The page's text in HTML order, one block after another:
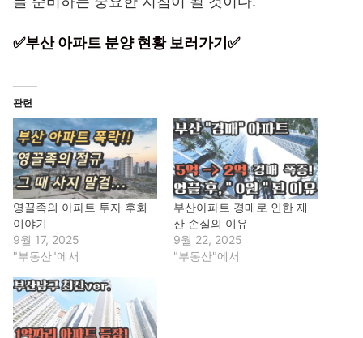
✅부산 아파트 분양 현황 보러가기✅
관련
영끌족의 아파트 투자 후회
이야기
9월 17, 2025
"부동산"에서
부산아파트 경매로 인한 재
산 손실의 이유
9월 22, 2025
"부동산"에서